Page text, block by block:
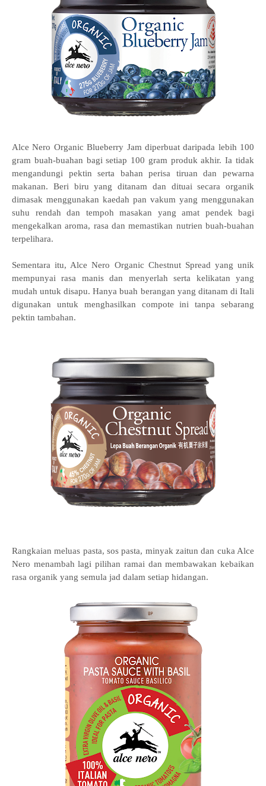
Alce Nero Organic Blueberry Jam diperbuat daripada lebih 100
gram buah-buahan bagi setiap 100 gram produk akhir. Ia tidak
mengandungi pektin serta bahan perisa tiruan dan pewarna
makanan. Beri biru yang ditanam dan dituai secara organik
dimasak menggunakan kaedah pan vakum yang menggunakan
suhu rendah dan tempoh masakan yang amat pendek bagi
mengekalkan aroma, rasa dan memastikan nutrien buah-buahan
terpelihara.
Sementara itu, Alce Nero Organic Chestnut Spread yang unik
mempunyai rasa manis dan menyerlah serta kelikatan yang
mudah untuk disapu. Hanya buah berangan yang ditanam di Itali
digunakan untuk menghasilkan compote ini tanpa sebarang
pektin tambahan.
Rangkaian meluas pasta, sos pasta, minyak zaitun dan cuka Alce
Nero menambah lagi pilihan ramai dan membawakan kebaikan
rasa organik yang semula jad dalam setiap hidangan.